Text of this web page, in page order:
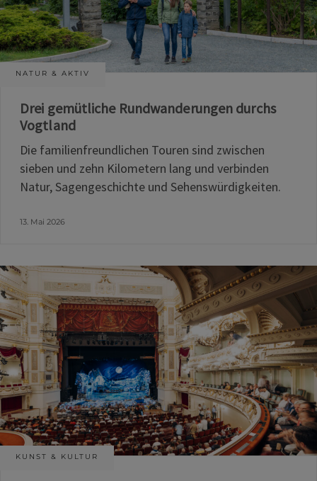
NATUR & AKTIV
Drei gemütliche Rundwanderungen durchs
Vogtland
Die familienfreundlichen Touren sind zwischen
sieben und zehn Kilometern lang und verbinden
Natur, Sagengeschichte und Sehenswürdigkeiten.
13. Mai 2026
KUNST & KULTUR